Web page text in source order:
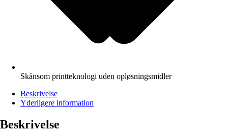
Skånsom printteknologi uden opløsningsmidler
Beskrivelse
Yderligere information
Beskrivelse